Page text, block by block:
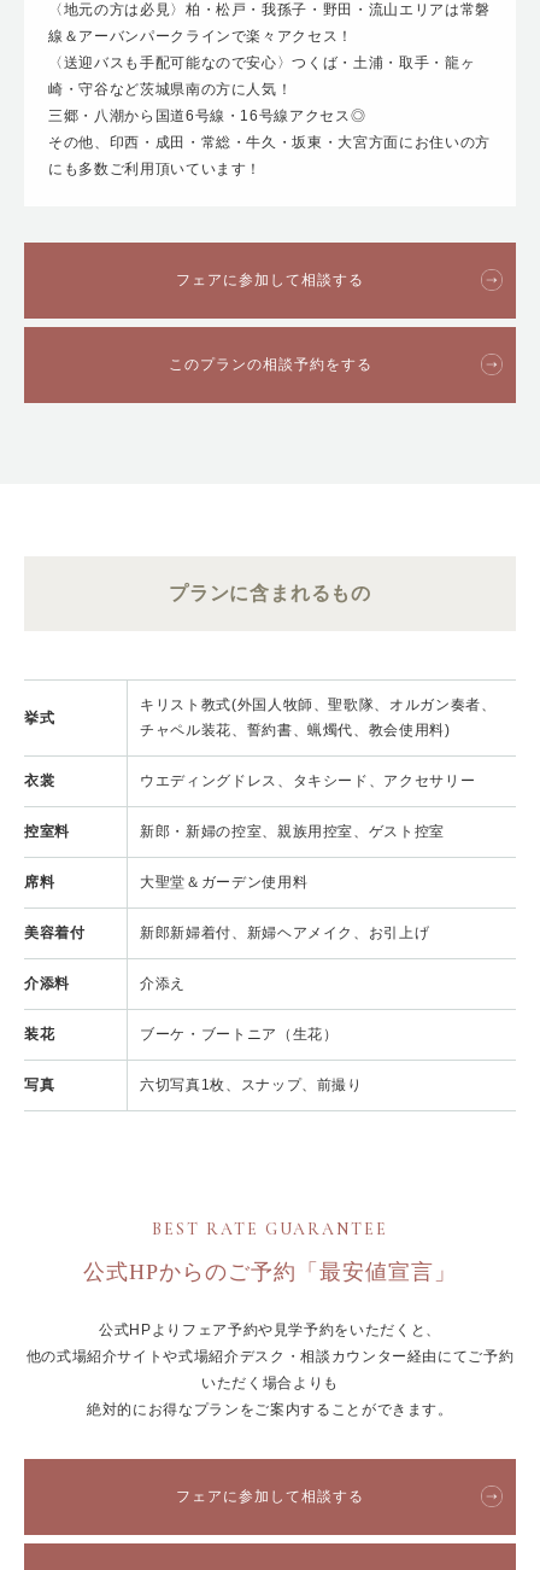
〈地元の方は必見〉柏・松戸・我孫子・野田・流山エリアは常磐
線＆アーバンパークラインで楽々アクセス！
〈送迎バスも手配可能なので安心〉つくば・土浦・取手・龍ヶ
崎・守谷など茨城県南の方に人気！
三郷・八潮から国道6号線・16号線アクセス◎
その他、印西・成田・常総・牛久・坂東・大宮方面にお住いの方
にも多数ご利用頂いています！
フェアに参加して相談する
このプランの相談予約をする
プランに含まれるもの
挙式
キリスト教式(外国人牧師、聖歌隊、オルガン奏者、
チャペル装花、誓約書、蝋燭代、教会使用料)
衣裳 ウエディングドレス、タキシード、アクセサリー
控室料 新郎・新婦の控室、親族用控室、ゲスト控室
席料 大聖堂＆ガーデン使用料
美容着付 新郎新婦着付、新婦ヘアメイク、お引上げ
介添料 介添え
装花 ブーケ・ブートニア（生花）
写真 六切写真1枚、スナップ、前撮り
BEST RATE GUARANTEE
公式HPからのご予約「最安値宣言」
公式HPよりフェア予約や見学予約をいただくと、
他の式場紹介サイトや式場紹介デスク・相談カウンター経由にてご予約
いただく場合よりも
絶対的にお得なプランをご案内することができます。
フェアに参加して相談する